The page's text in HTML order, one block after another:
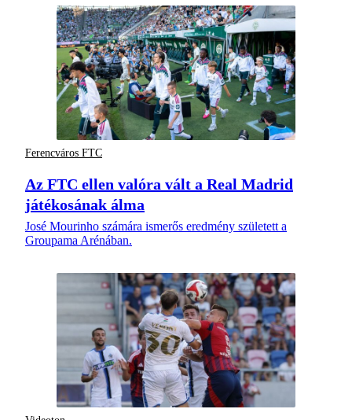
Ferencváros FTC
Az FTC ellen valóra vált a Real Madrid
játékosának álma
José Mourinho számára ismerős eredmény született a
Groupama Arénában.